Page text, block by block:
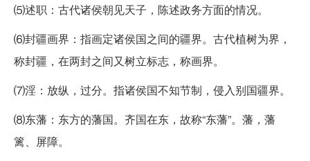
⑸述职：古代诸侯朝见天子，陈述政务方面的情况。
⑹封疆画界：指画定诸侯国之间的疆界。古代植树为界，
称封疆，在两封之间又树立标志，称画界。
⑺淫：放纵，过分。指诸侯国不知节制，侵入别国疆界。
⑻东藩：东方的藩国。齐国在东，故称“东藩”。藩，藩
篱、屏障。